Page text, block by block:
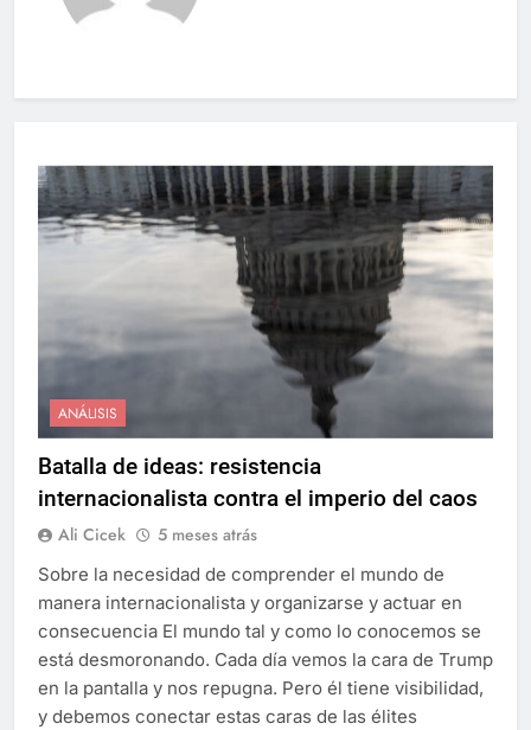
ANÁLISIS
Batalla de ideas: resistencia
internacionalista contra el imperio del caos
Ali Cicek 5 meses atrás
Sobre la necesidad de comprender el mundo de
manera internacionalista y organizarse y actuar en
consecuencia El mundo tal y como lo conocemos se
está desmoronando. Cada día vemos la cara de Trump
en la pantalla y nos repugna. Pero él tiene visibilidad,
y debemos conectar estas caras de las élites